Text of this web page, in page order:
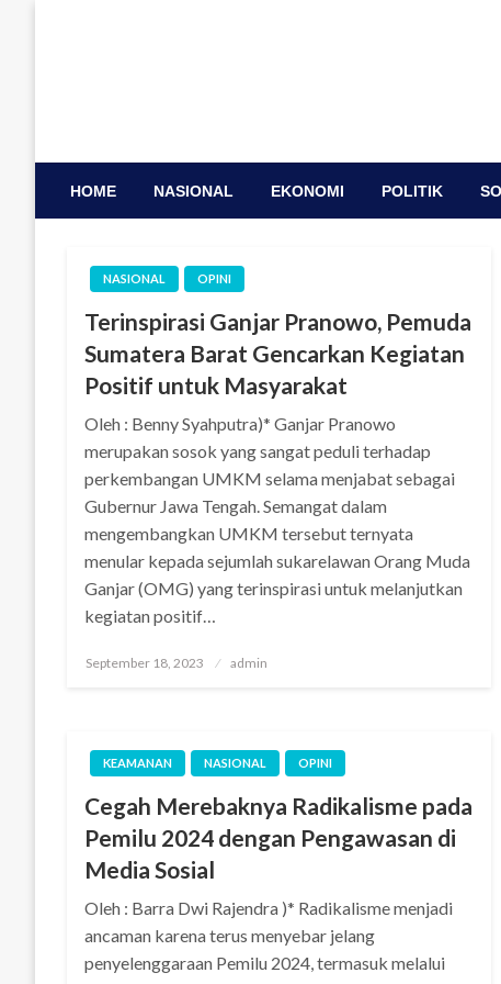
HOME NASIONAL EKONOMI POLITIK
NASIONAL OPINI
Terinspirasi Ganjar Pranowo, Pemuda
Sumatera Barat Gencarkan Kegiatan
Positif untuk Masyarakat
Oleh : Benny Syahputra)* Ganjar Pranowo
merupakan sosok yang sangat peduli terhadap
perkembangan UMKM selama menjabat sebagai
Gubernur Jawa Tengah. Semangat dalam
mengembangkan UMKM tersebut ternyata
menular kepada sejumlah sukarelawan Orang Muda
Ganjar (OMG) yang terinspirasi untuk melanjutkan
kegiatan positif…
Posted
September 18, 2023 admin
KEAMANAN NASIONAL OPINI
Cegah Merebaknya Radikalisme pada
Pemilu 2024 dengan Pengawasan di
Media Sosial
Oleh : Barra Dwi Rajendra )* Radikalisme menjadi
ancaman karena terus menyebar jelang
penyelenggaraan Pemilu 2024, termasuk melalui